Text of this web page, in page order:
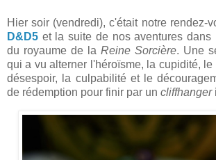
Hier soir (vendredi), c'était notre rendez-
D&D5 et la suite de nos aventures dans
du royaume de la Reine Sorcière. Une
qui a vu alterner l'héroïsme, la cupidité, le
désespoir, la culpabilité et le
de rédemption pour finir par un cliffhanger